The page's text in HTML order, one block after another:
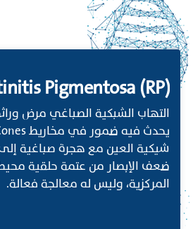
Pigmentosa (RP)
التهاب الشبكية الصباغي مرض
شيكية العين مع هجرة صباغية
ضعف الإبصار من عتمة حلقية
المركزية، وليس له معالجة فعالة.